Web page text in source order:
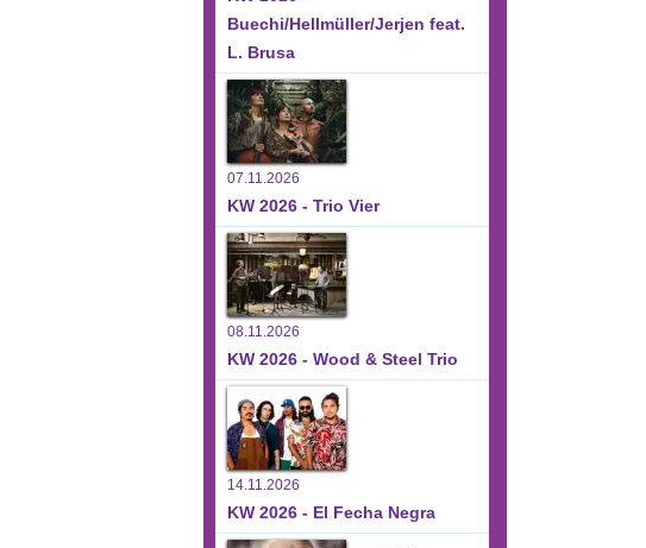
Buechi/Hellmüller/Jerjen feat.
L. Brusa
07.11.2026
KW 2026 - Trio Vier
08.11.2026
KW 2026 - Wood & Steel Trio
14.11.2026
KW 2026 - El Fecha Negra